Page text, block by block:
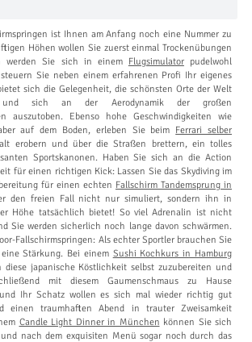
ist Ihnen am Anfang noch eine Nummer zu
Höhen wollen Sie zuerst einmal Trockenübungen
werden Sie sich in einem Flugsimulatorpudelwohl
Sie neben einem erfahrenen Profi Ihr eigenes
sich die Gelegenheit, die schönsten Orte der Welt
sich an der Aerodynamik der großen
auszutoben. Ebenso hohe Geschwindigkeiten wie
auf dem Boden, erleben Sie beim Ferrari selber
erobern und über die Straßen brettern, ein tolles
Sportskanonen. Haben Sie sich an die Action
für einen richtigen Kick: Lassen Sie das Skydiving im
für einen echten Fallschirm Tandemsprung in
den freien Fall nicht nur simuliert, sondern ihn in
Höhe tatsächlich bietet! So viel Adrenalin ist nicht
Sie werden sicherlich noch lange davon schwärmen.
Fallschirmspringen: Als echter Sportler brauchen Sie
Stärkung. Bei einem Sushi Kochkurs in Hamburg
diese japanische Köstlichkeit selbst zuzubereiten und
mit diesem Gaumenschmaus zu Hause
Ihr Schatz wollen es sich mal wieder richtig gut
einen traumhaften Abend in trauter Zweisamkeit
Candle Light Dinner in München können Sie sich
nach dem exquisiten Menü sogar noch durch das